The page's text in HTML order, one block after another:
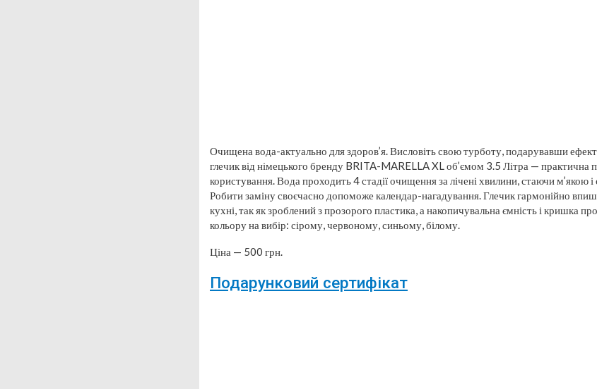
Очищена вода-актуально для здоров’я. Висловіть свою турботу, подарувавши
глечик від німецького бренду BRITA-MARELLA XL об’ємом 3.5 Літра — практична
користування. Вода проходить 4 стадії очищення за лічені хвилини, стаючи м’якою
Робити заміну своєчасно допоможе календар-нагадування. Глечик гармонійно
кухні, так як зроблений з прозорого пластика, а накопичувальна ємність і кришка
кольору на вибір: сірому, червоному, синьому, білому.
Ціна — 500 грн.
Подарунковий сертифікат